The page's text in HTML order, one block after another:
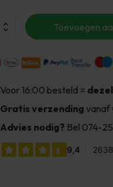
Toevoegen
Voor 16:00 besteld =
Gratis verzending vanaf
Advies nodig? Bel 074-